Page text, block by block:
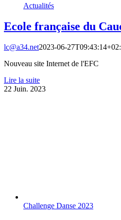
Actualités
Ecole française du
lc@a34.net2023-06-
Nouveau site Internet de l'EFC
Lire la suite
22 Juin. 2023
Challenge Danse 2023